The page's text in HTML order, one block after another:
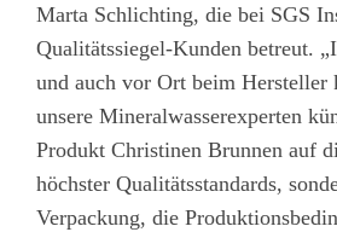
Marta Schlichting, die bei SGS
Qualitätssiegel-Kunden betreut.
und auch vor Ort beim Hersteller
unsere Mineralwasserexperten
Produkt Christinen Brunnen auf
höchster Qualitätsstandards,
Verpackung, die